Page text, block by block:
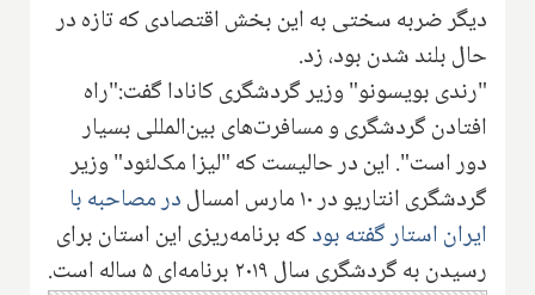
دیگر ضربه سختی به این بخش اقتصادی که تازه در
حال بلند شدن بود، زد.
"رندی بویسونو" وزیر گردشگری کانادا گفت:"راه
افتادن گردشگری و مسافرت‌های بین‌المللی بسیار
دور است". این در حالیست که "لیزا مک‌لئود" وزیر
گردشگری انتاریو در ۱۰ مارس امسال
در مصاحبه با
ایران استار گفته بودکه برنامه‌ریزی این استان برای
رسیدن به گردشگری سال ۲۰۱۹ برنامه‌ای ۵ ساله است.